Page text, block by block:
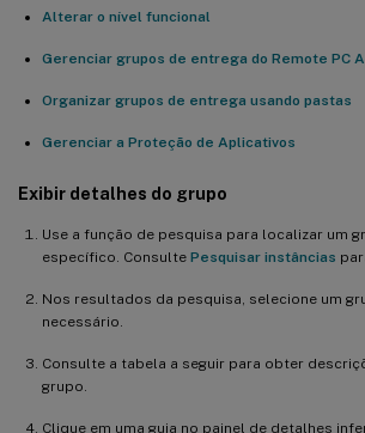
Alterar o nível funcional
Gerenciar grupos de entrega do Remote PC
Organizar grupos de entrega usando pastas
Gerenciar a Proteção de Aplicativos
Exibir detalhes do grupo
Use a função de pesquisa para localizar um
específico. Consulte Pesquisar instâncias
Nos resultados da pesquisa, selecione um
necessário.
Consulte a tabela a seguir para obter
grupo.
Clique em uma guia no painel de detalhes